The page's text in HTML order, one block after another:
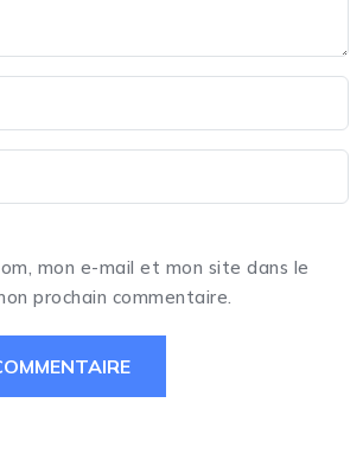
mon e-mail et mon site dans le
prochain commentaire.